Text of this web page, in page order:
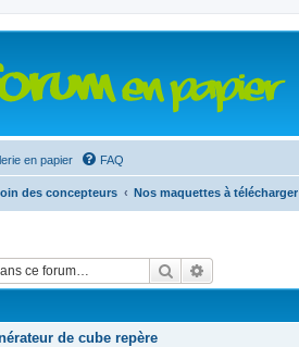
en papier FAQ
des concepteurs Nos maquettes à télécharger
Rechercher
de cube repère